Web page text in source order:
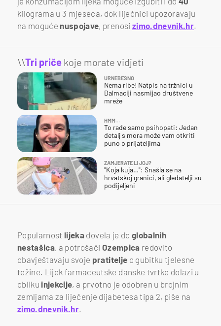
kilograma u 3 mjeseca, dok liječnici upozoravaju
na moguće nuspojave, prenosi zimo.dnevnik.hr.
\\Tri priče koje morate vidjeti
URNEBESNO
Nema ribe! Natpis na tržnici u
Dalmaciji nasmijao društvene
mreže
HMM…
To rade samo psihopati: Jedan
detalj s mora može vam otkriti
puno o prijateljima
ZAMJERATE LI JOJ?
"Koja kuja…": Snašla se na
hrvatskoj granici, ali gledatelji su
podijeljeni
Popularnost lijeka dovela je do globalnih
nestašica, a potrošači Ozempica redovito
obavještavaju svoje pratitelje o gubitku tjelesne
težine. Lijek farmaceutske danske tvrtke dolazi u
obliku injekcije, a prvotno je odobren u brojnim
zemljama za liječenje dijabetesa tipa 2, piše na
zimo.dnevnik.hr.